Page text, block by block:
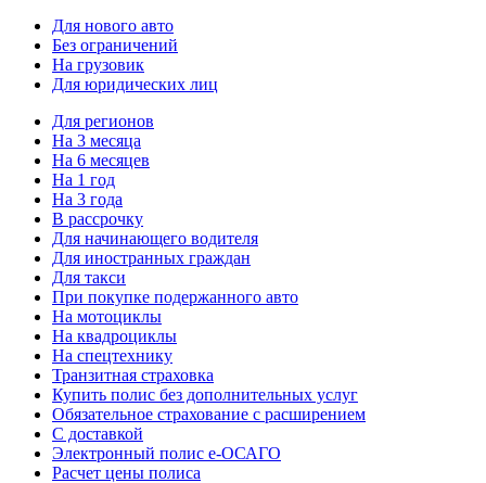
Для нового авто
Без ограничений
На грузовик
Для юридических лиц
Для регионов
На 3 месяца
На 6 месяцев
На 1 год
На 3 года
В рассрочку
Для начинающего водителя
Для иностранных граждан
Для такси
При покупке подержанного авто
На мотоциклы
На квадроциклы
На спецтехнику
Транзитная страховка
Купить полис без дополнительных услуг
Обязательное страхование с расширением
С доставкой
Электронный полис е-ОСАГО
Расчет цены полиса